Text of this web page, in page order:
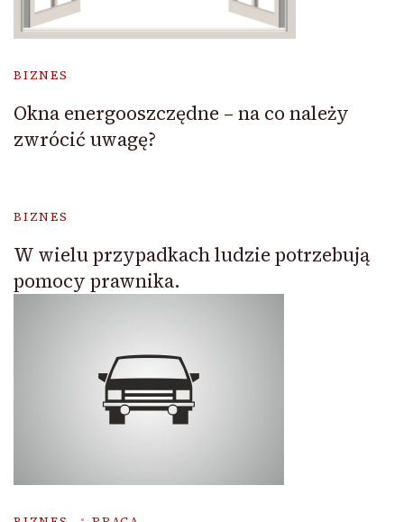
BIZNES
Okna energooszczędne – na co należy
zwrócić uwagę?
BIZNES
W wielu przypadkach ludzie potrzebują
pomocy prawnika.